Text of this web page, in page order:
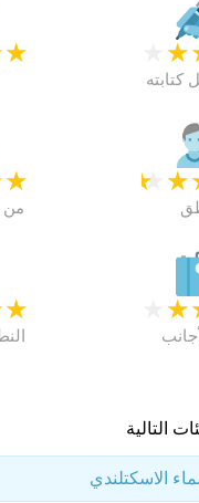
★ ★
كتابته
★
من
★
★
★ ★
الاسكتلندي